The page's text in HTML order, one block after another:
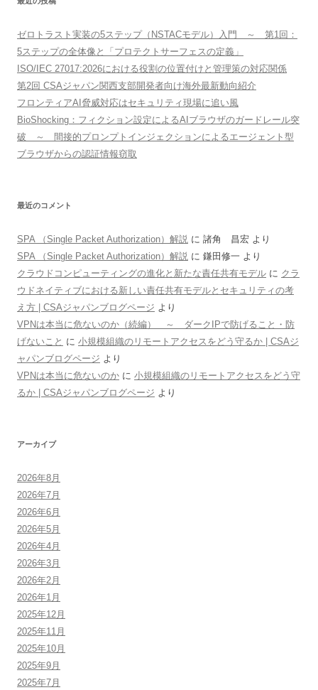
ゼロトラスト実装の5ステップ（NSTACモデル）入門 ～ 第1回：
5ステップの全体像と「プロテクトサーフェスの定義」
ISO/IEC 27017:2026における役割の位置付けと管理策の対応関係
第2回 CSAジャパン関西支部開発者向け海外最新動向紹介
フロンティアAI脅威対応はセキュリティ現場に追い風
BioShocking：フィクション設定によるAIブラウザのガードレール突
破 ～ 間接的プロンプトインジェクションによるエージェント型
ブラウザからの認証情報窃取
最近のコメント
SPA （Single Packet Authorization）解説 に 諸角 昌宏 より
SPA （Single Packet Authorization）解説 に 鎌田修一 より
クラウドコンピューティングの進化と新たな責任共有モデル に クラ
ウドネイティブにおける新しい責任共有モデルとセキュリティの考
え方 | CSAジャパンブログページ より
VPNは本当に危ないのか（続編） ～ ダークIPで防げること・防
げないこと に 小規模組織のリモートアクセスをどう守るか | CSAジ
ャパンブログページ より
VPNは本当に危ないのか に 小規模組織のリモートアクセスをどう守
るか | CSAジャパンブログページ より
アーカイブ
2026年8月
2026年7月
2026年6月
2026年5月
2026年4月
2026年3月
2026年2月
2026年1月
2025年12月
2025年11月
2025年10月
2025年9月
2025年7月